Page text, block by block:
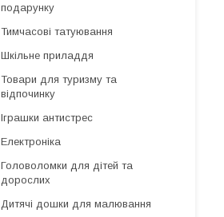
подарунку
Тимчасові татуювання
Шкільне приладдя
Товари для туризму та
відпочинку
Іграшки антистрес
Електроніка
Головоломки для дітей та
дорослих
Дитячі дошки для малювання